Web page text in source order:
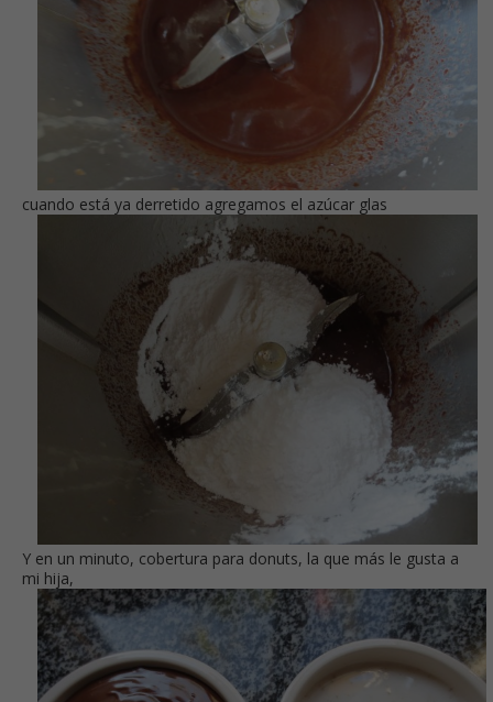
cuando está ya derretido agregamos el azúcar glas
Y en un minuto, cobertura para donuts, la que más le gusta a
mi hija,